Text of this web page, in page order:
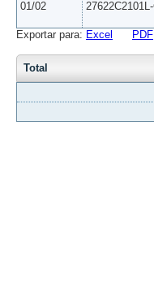
01/02
Exportar para: Excel PDF
Total